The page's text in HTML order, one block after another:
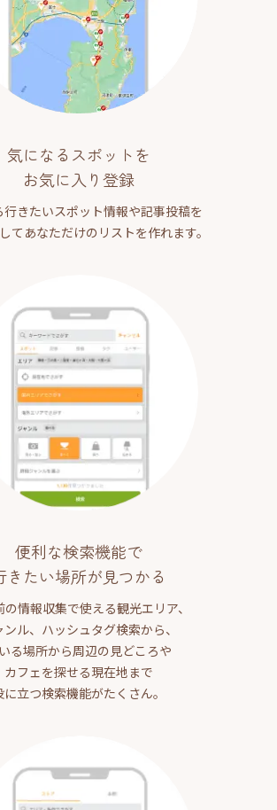
気になるスポットを
お気に入り登録
行きたいスポット情報や記事投稿を
てあなただけのリストを作れます。
便利な検索機能で
きたい場所が見つかる
の情報収集で使える観光エリア、
ンル、ハッシュタグ検索から、
る場所から周辺の見どころや
カフェを探せる現在地まで
に立つ検索機能がたくさん。